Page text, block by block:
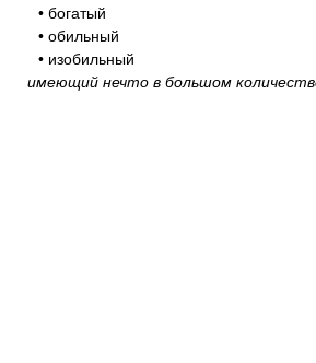
• богатый
• обильный
• изобильный
имеющий нечто в большом